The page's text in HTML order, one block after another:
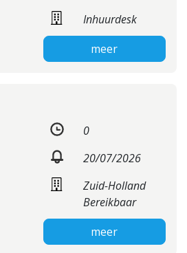
Inhuurdesk
meer
0
20/07/2026
Zuid-Holland
Bereikbaar
meer